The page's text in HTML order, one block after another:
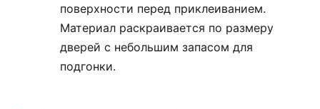
поверхности перед приклеиванием.
Материал раскраивается по размеру
дверей с небольшим запасом для
подгонки.